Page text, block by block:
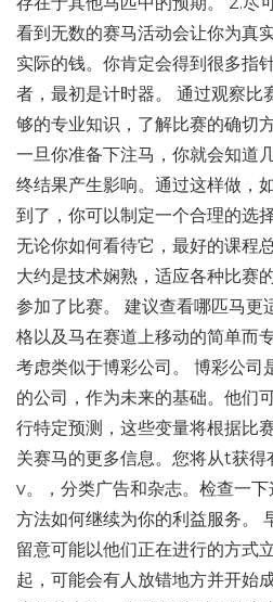
看到无数的赛马活动会让你为真
实际的钱。你肯定会得到很多指
者，最初是计时器。 通过观察比
够的专业知识，了解比赛的确切
一旦你准备下注马，你就会知道
终结果产生影响。通过这样做，
到了，你可以制定一个合理的选
无论你如何看待它，最好的课程
大约是技术娴熟，适应各种比赛
参加了比赛。 建议查看哪匹马更
格以及马在赛道上移动的简单而
考虑类似于博彩公司。 博彩公司
的公司，作为未来的基础。他们
行特定预测，这些变量将根据比
关赛马的更多信息。您将从t获得
v。，分类广告和杂志。检查一
方法如何继续为你的利益服务。
留意可能以他们正在进行的方式
起，可能会有人放错地方并开始